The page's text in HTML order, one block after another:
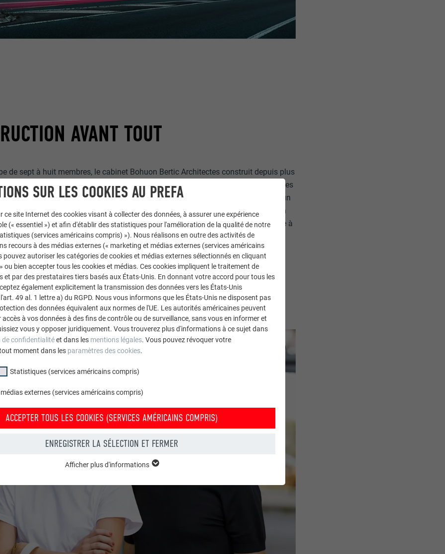
AVANT TOUT
de sept à huit membres, le cabinet Bohuon Bertic Architectes construit depuis plus
résidentiels ou sportifs, et recherche constamment de nouvelles formes pour les
qui ne cessent de l’intéresser. « Nous considérons l’architecture comme un
on peut s’exercer quotidiennement pour toujours évoluer. C’est la construction
de notre pratique », expliquent les architectes. La façade recouvrant la structure à
l'avant-toit de ce gymnase du Pays nantais est posée telle un voile, illustrant le
pour les formes originales et le monochrome, ainsi que leur style
et épuré.
SUR LES COOKIES AU PREFA
ce site Internet des cookies visant à collecter des données, à assurer une expérience
(« essentiel ») et afin d'établir des statistiques pour l'amélioration de la qualité de notre
(services américains compris) »). Nous réalisons en outre des activités de
recours à des médias externes (« marketing et médias externes (services américains
pouvez autoriser les catégories de cookies et médias externes sélectionnés en cliquant
ou bien accepter tous les cookies et médias. Ces cookies impliquent le traitement de
et par des prestataires tiers basés aux États-Unis. En donnant votre accord pour tous les
également explicitement la transmission des données vers les États-Unis
49 al. 1 lettre a) du RGPD. Nous vous informons que les États-Unis ne disposent pas
des données équivalent aux normes de l'UE. Les autorités américaines peuvent
à vos données à des fins de contrôle ou de surveillance, sans vous en informer et
vous y opposer juridiquement. Vous trouverez plus d'informations à ce sujet dans
confidentialitéet dans les mentions légales. Vous pouvez révoquer votre
moment dans les paramètres des cookies.
Statistiques (services américains compris)
externes (services américains compris)
ACCEPTER TOUS LES COOKIES (SERVICES AMÉRICAINS COMPRIS)
ENREGISTRER LA SÉLECTION ET FERMER
le site Internet fonctionne correctement.
Afficher les informations relatives aux cookies
AMÉRICAINS COMPRIS)
(services américains compris) » nous aident à comprendre comment le site
Afficher plus d'informations